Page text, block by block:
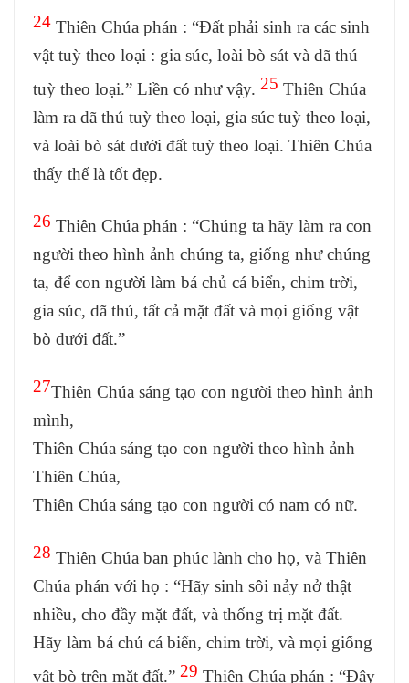
24 Thiên Chúa phán : “Đất phải sinh ra các sinh
vật tuỳ theo loại : gia súc, loài bò sát và dã thú
tuỳ theo loại.” Liền có như vậy. 25 Thiên Chúa
làm ra dã thú tuỳ theo loại, gia súc tuỳ theo loại,
và loài bò sát dưới đất tuỳ theo loại. Thiên Chúa
thấy thế là tốt đẹp.
26 Thiên Chúa phán : “Chúng ta hãy làm ra con
người theo hình ảnh chúng ta, giống như chúng
ta, để con người làm bá chủ cá biển, chim trời,
gia súc, dã thú, tất cả mặt đất và mọi giống vật
bò dưới đất.”
27Thiên Chúa sáng tạo con người theo hình ảnh
mình,
Thiên Chúa sáng tạo con người theo hình ảnh
Thiên Chúa,
Thiên Chúa sáng tạo con người có nam có nữ.
28 Thiên Chúa ban phúc lành cho họ, và Thiên
Chúa phán với họ : “Hãy sinh sôi nảy nở thật
nhiều, cho đầy mặt đất, và thống trị mặt đất.
Hãy làm bá chủ cá biển, chim trời, và mọi giống
vật bò trên mặt đất.” 29 Thiên Chúa phán : “Đây